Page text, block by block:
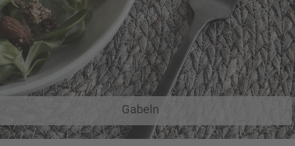
Gabeln